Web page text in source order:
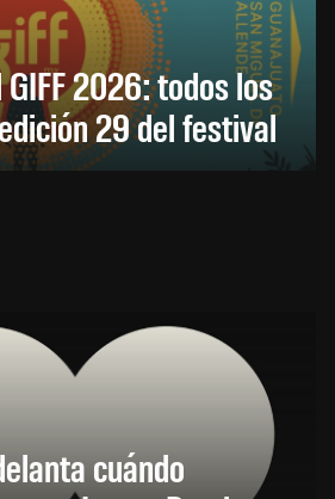
2026: todos los
29 del festival
cuándo